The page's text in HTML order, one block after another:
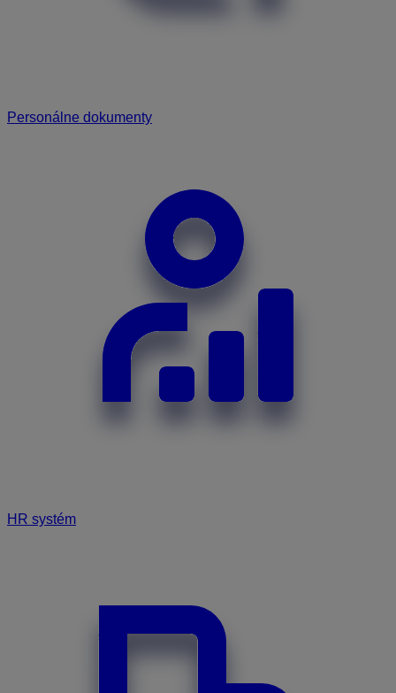
Personálne dokumenty
HR systém